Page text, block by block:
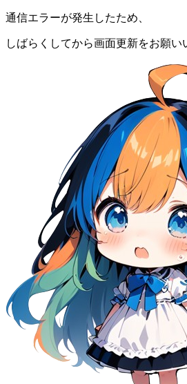
通信エラーが発生したため、
しばらくしてから画面更新をお願い